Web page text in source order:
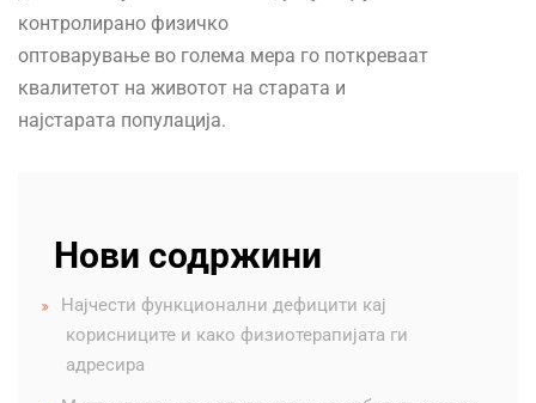
контролирано физичко
оптоварување во голема мера го поткреваат
квалитетот на животот на старата и
најстарата популација.
Нови содржини
Најчести функционални дефицити кај
корисниците и како физиотерапијата ги
адресира